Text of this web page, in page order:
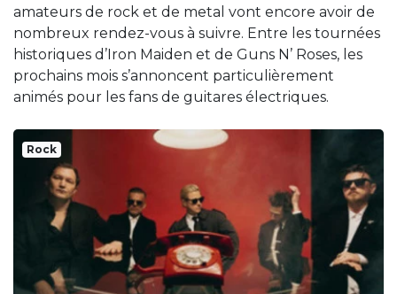
amateurs de rock et de metal vont encore avoir de
nombreux rendez-vous à suivre. Entre les tournées
historiques d’Iron Maiden et de Guns N’ Roses, les
prochains mois s’annoncent particulièrement
animés pour les fans de guitares électriques.
Rock